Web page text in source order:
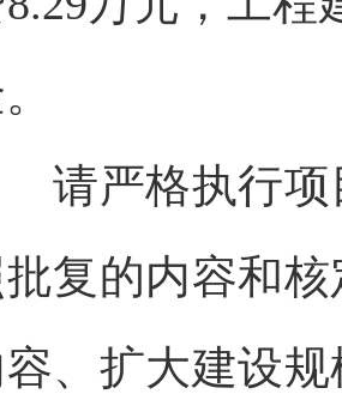
。
请严格执行
批复的内容和
容、扩大建设